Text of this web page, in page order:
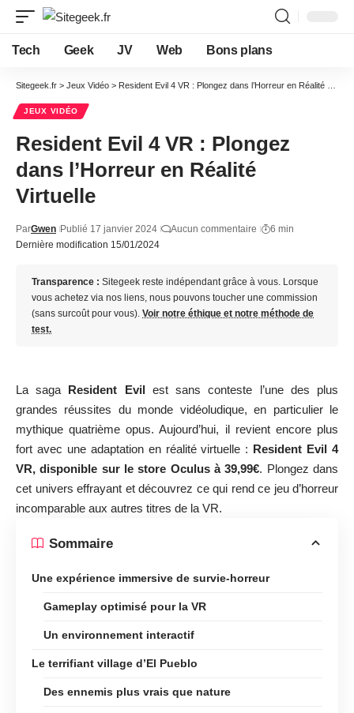
Tech Geek JV Web Bons plans
Sitegeek.fr > Jeux Vidéo > Resident Evil 4 VR : Plongez dans l’Horreur en Réalité Virtuelle
JEUX VIDÉO
Resident Evil 4 VR : Plongez
dans l’Horreur en Réalité
Virtuelle
Dernière modification 15/01/2024
ParGwen Publié 17 janvier 2024 Aucun commentaire 6 min
Transparence : Sitegeek reste indépendant grâce à vous. Lorsque
vous achetez via nos liens, nous pouvons toucher une commission
(sans surcoût pour vous). Voir notre éthique et notre méthode de
test.
La saga Resident Evilest sans conteste l’une des plus
grandes réussites du monde vidéoludique, en particulier le
mythique quatrième opus. Aujourd’hui, il revient encore plus
fort avec une adaptation en réalité virtuelle : Resident Evil 4
VR,disponible sur le store Oculus à 39,99€. Plongez dans
cet univers effrayant et découvrez ce qui rend ce jeu d’horreur
incomparable aux autres titres de la VR.
Sommaire
Une expérience immersive de survie-horreur
Gameplay optimisé pour la VR
Un environnement interactif
Le terrifiant village d’El Pueblo
Des ennemis plus vrais que nature